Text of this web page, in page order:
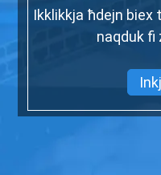
Ikklikkja ħdejn biex
naqduk fi